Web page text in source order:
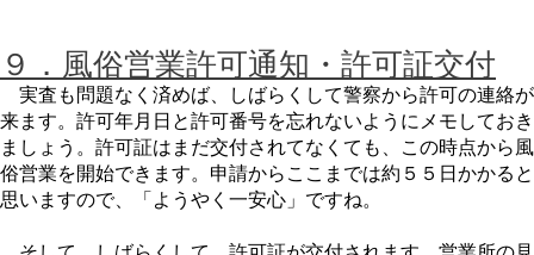
９．風俗営業許可通知・許可証交付
実査も問題なく済めば、しばらくして警察から許可の連絡が
来ます。許可年月日と許可番号を忘れないようにメモしておき
ましょう。許可証はまだ交付されてなくても、この時点から風
俗営業を開始できます。申請からここまでは約５５日かかると
思いますので、「ようやく一安心」ですね。